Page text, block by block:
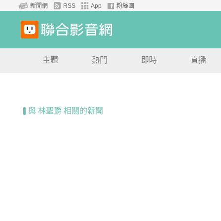
新聞網 RSS App 粉絲團
主題 熱門 即時 直播
與 林聖爵 相關的新聞